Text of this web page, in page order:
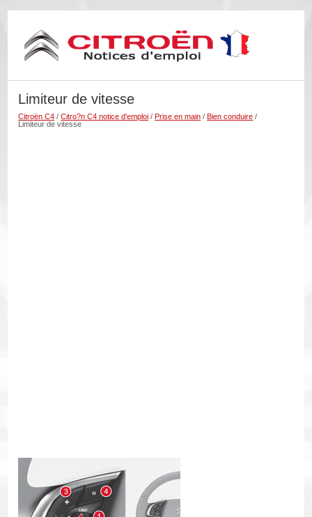
Limiteur de vitesse
Citroën C4 /Citro?n C4 notice d'emploi /Prise en main /Bien conduire /
Limiteur de vitesse